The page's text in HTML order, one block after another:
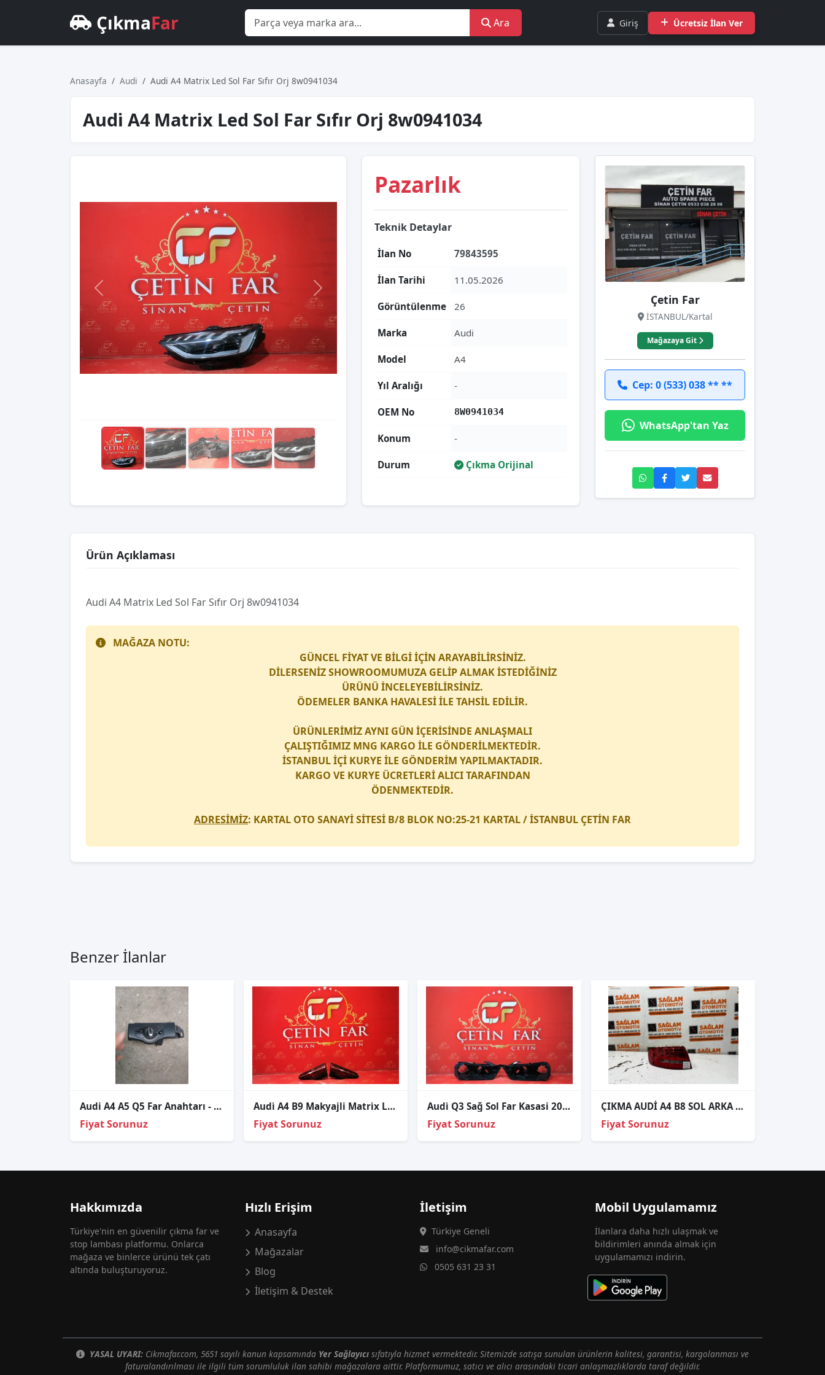
ÇıkmaFar Ara Giriş Ücretsiz İlan Ver
Anasayfa Audi Audi̇ A4 Matri̇x Led Sol Far Sıfır Orj 8w0941034
Audi̇ A4 Matri̇x Led Sol Far Sıfır Orj 8w0941034
Pazarlık
Teknik Detaylar
İlan No 79843595
İlan Tarihi 11.05.2026
Görüntülenme 26
Marka Audi
Model A4
Yıl Aralığı -
OEM No 8W0941034
Konum -
Durum Çıkma Orijinal
Çetin Far
İSTANBUL/Kartal
Mağazaya Git
Cep: 0 (533) 038 ** **
WhatsApp'tan Yaz
Ürün Açıklaması
Audi̇ A4 Matri̇x Led Sol Far Sıfır Orj 8w0941034
MAĞAZA NOTU:
GÜNCEL FİYAT VE BİLGİ İÇİN ARAYABİLİRSİNİZ.
DİLERSENİZ SHOWROOMUMUZA GELİP ALMAK İSTEDİĞİNİZ
ÜRÜNÜ İNCELEYEBİLİRSİNİZ.
ÖDEMELER BANKA HAVALESİ İLE TAHSİL EDİLİR.
ÜRÜNLERİMİZ AYNI GÜN İÇERİSİNDE ANLAŞMALI
ÇALIŞTIĞIMIZ MNG KARGO İLE GÖNDERİLMEKTEDİR.
İSTANBUL İÇİ KURYE İLE GÖNDERİM YAPILMAKTADIR.
KARGO VE KURYE ÜCRETLERİ ALICI TARAFINDAN
ÖDENMEKTEDİR.
ADRESİMİZ: KARTAL OTO SANAYİ SİTESİ B/8 BLOK NO:25-21 KARTAL / İSTANBUL ÇETİN FAR
Benzer İlanlar
Audi A4 A5 Q5 Far Anahtarı - 8K0 941 531 AS
Fiyat Sorunuz
Audi̇ A4 B9 Makyajli Matri̇x Led Sağ Sol İç Stop Sıfır Marelli̇
Fiyat Sorunuz
Audi̇ Q3 Sağ Sol Far Kasasi 2012
Fiyat Sorunuz
ÇIKMA AUDİ A4 B8 SOL ARKA STOP 8K9945095
Fiyat Sorunuz
Hakkımızda
Türkiye'nin en güvenilir çıkma far ve
stop lambası platformu. Onlarca
mağaza ve binlerce ürünü tek çatı
altında buluşturuyoruz.
Hızlı Erişim
Anasayfa
Mağazalar
Blog
İletişim & Destek
İletişim
Türkiye Geneli
info@cikmafar.com
0505 631 23 31
Mobil Uygulamamız
İlanlara daha hızlı ulaşmak ve
bildirimleri anında almak için
uygulamamızı indirin.
YASAL UYARI: Cikmafar.com, 5651 sayılı kanun kapsamında Yer Sağlayıcı sıfatıyla hizmet vermektedir. Sitemizde satışa sunulan ürünlerin kalitesi, garantisi, kargolanması ve
faturalandırılması ile ilgili tüm sorumluluk ilan sahibi mağazalara aittir. Platformumuz, satıcı ve alıcı arasındaki ticari anlaşmazlıklarda taraf değildir.